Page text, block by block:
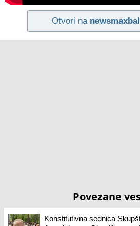
Otvori na
Povezane
Konstitutivna sednica